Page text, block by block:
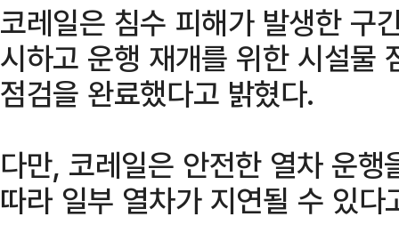
코레일은 침수 피해가 발생한 구
시하고 운행 재개를 위한 시설물
점검을 완료했다고 밝혔다.
다만, 코레일은 안전한 열차 운
따라 일부 열차가 지연될 수 있다